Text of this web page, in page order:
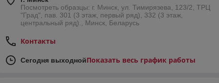
Посмотреть образцы: г. Минск, ул. Тимирязева, 123/2, ТРЦ
"Град", пав. 301 (3 этаж, первый ряд), 332 (3 этаж,
центральный ряд)., Минск, Беларусь
Контакты
Сегодня выходнойПоказать весь график работы